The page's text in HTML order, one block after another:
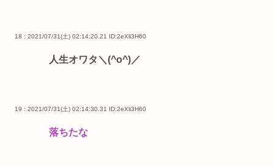
18 : 2021/07/31(土) 02:14:20.21 ID:2eXli3H60
人生オワタ＼(^o^)／
19 : 2021/07/31(土) 02:14:30.31 ID:2eXli3H60
落ちたな